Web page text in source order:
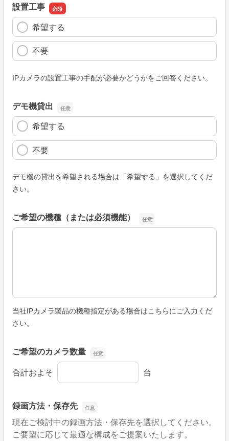
設置工事
希望する
不要
IPカメラの設置工事の手配が必要かどうかをご回答ください。
デモ機貸出
希望する
不要
デモ機の貸出を希望される場合は「希望する」を選択してくだ
さい。
ご希望の機種（または必須機能）
ご希望の機種（または必須機能）
当社IPカメラ製品の機種指定がある場合はこちらにご入力くだ
さい。
ご希望のカメラ数量
合計およそ ご希望のカメラ数量 台
録画方法・保存先
現在ご検討中の録画方法・保存先を選択してください。
ご要望に応じて最適な構成をご提案いたします。